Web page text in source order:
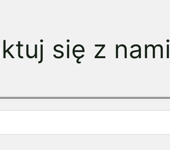
się z nami